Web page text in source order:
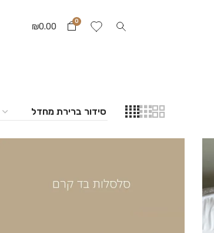
0
₪0.00